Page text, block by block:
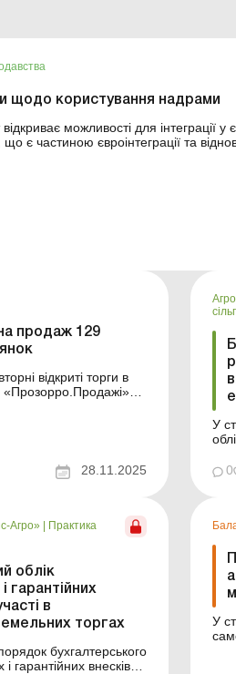
щодо користування надрами
можливості для інтеграції
є частиною євроінтеграції та
продаж 129
відкриті торги в
«Прозорро.Продажі»
які податки
в бухобліку
ділянки НБ...28.11.2025
Агро
У
0
Агро» | Практика
облік
гарантійних
в
торгах
бухгалтерського
гарантійних внесків
У